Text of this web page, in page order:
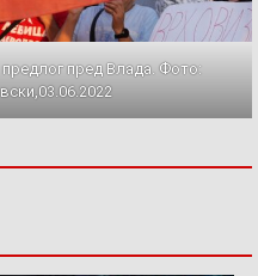
пред Влада. Фото: